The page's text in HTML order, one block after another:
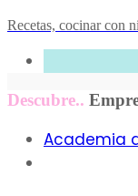
Recetas, cocinar con
Descubre..
Academia